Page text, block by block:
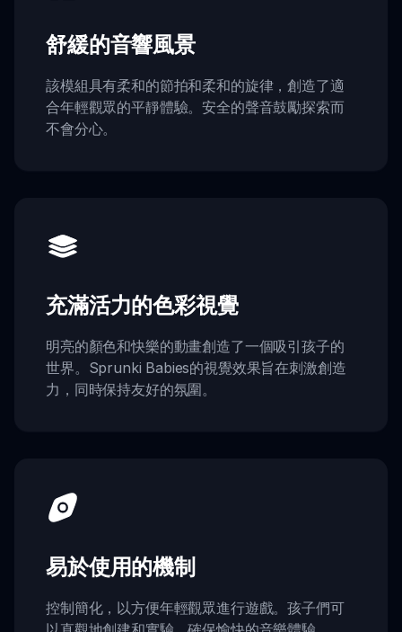
舒緩的音響風景
該模組具有柔和的節拍和柔和的旋律，創造了適
合年輕觀眾的平靜體驗。安全的聲音鼓勵探索而
不會分心。
充滿活力的色彩視覺
明亮的顏色和快樂的動畫創造了一個吸引孩子的
世界。Sprunki Babies的視覺效果旨在刺激創造
力，同時保持友好的氛圍。
易於使用的機制
控制簡化，以方便年輕觀眾進行遊戲。孩子們可